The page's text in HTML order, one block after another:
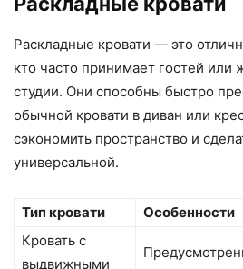
Раскладные кровати — это
кто часто принимает гостей или
студии. Они способны быстро
обычной кровати в диван или
сэкономить пространство и
универсальной.
Тип кровати
Особенности
Кровать с
выдвижными